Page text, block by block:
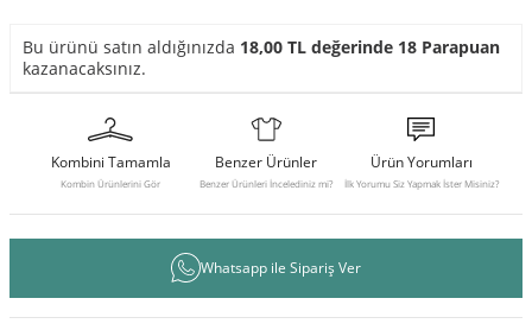
Bu ürünü satın aldığınızda 18,00 TL değerinde 18 Parapuan
kazanacaksınız.
Kombini Tamamla
Kombin Ürünlerini Gör
Benzer Ürünler
Benzer Ürünleri İncelediniz mi?
Ürün Yorumları
İlk Yorumu Siz Yapmak İster Misiniz?
Whatsapp ile Sipariş Ver